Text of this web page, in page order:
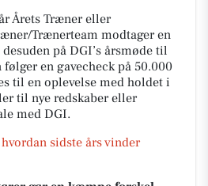
Årets Træner eller
Trænerteam modtager en
på DGI’s årsmøde til
en gavecheck på 50.000
til en oplevelse med holdet i
til nye redskaber eller
med DGI.
sidste års vinder